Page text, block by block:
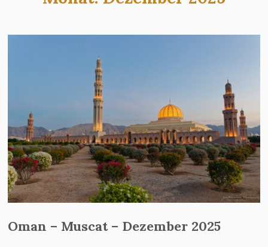
Oman – Muscat – Dezember 2025